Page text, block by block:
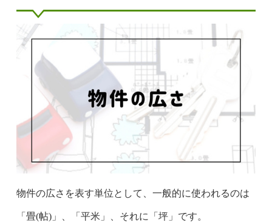
物件の広さを表す単位として、一般的に使われるのは
「畳(帖)」、「平米」、それに「坪」です。